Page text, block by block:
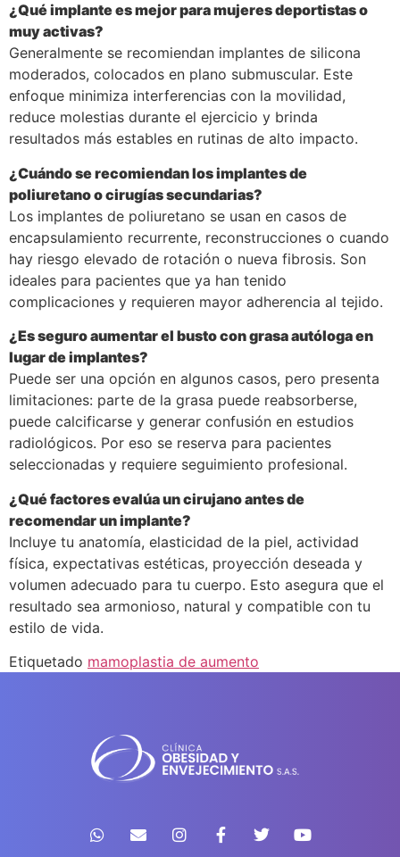
¿Qué implante es mejor para mujeres deportistas o
muy activas?
Generalmente se recomiendan implantes de silicona
moderados, colocados en plano submuscular. Este
enfoque minimiza interferencias con la movilidad,
reduce molestias durante el ejercicio y brinda
resultados más estables en rutinas de alto impacto.
¿Cuándo se recomiendan los implantes de
poliuretano o cirugías secundarias?
Los implantes de poliuretano se usan en casos de
encapsulamiento recurrente, reconstrucciones o cuando
hay riesgo elevado de rotación o nueva fibrosis. Son
ideales para pacientes que ya han tenido
complicaciones y requieren mayor adherencia al tejido.
¿Es seguro aumentar el busto con grasa autóloga en
lugar de implantes?
Puede ser una opción en algunos casos, pero presenta
limitaciones: parte de la grasa puede reabsorberse,
puede calcificarse y generar confusión en estudios
radiológicos. Por eso se reserva para pacientes
seleccionadas y requiere seguimiento profesional.
¿Qué factores evalúa un cirujano antes de
recomendar un implante?
Incluye tu anatomía, elasticidad de la piel, actividad
física, expectativas estéticas, proyección deseada y
volumen adecuado para tu cuerpo. Esto asegura que el
resultado sea armonioso, natural y compatible con tu
estilo de vida.
Etiquetado mamoplastia de aumento